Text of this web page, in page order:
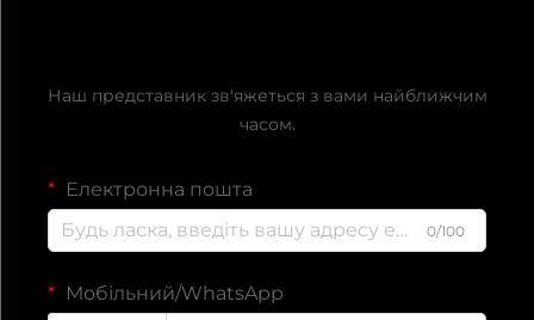
Наш представник зв'яжеться з вами найближчим
часом.
Електронна пошта
0/100
Мобільний/WhatsApp